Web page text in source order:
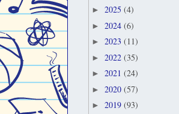
► 2025 (4)
► 2024 (6)
► 2023 (11)
► 2022 (35)
► 2021 (24)
► 2020 (57)
► 2019 (93)